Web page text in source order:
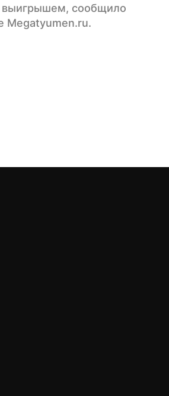
выигрышем, сообщило
Мegatyumen.ru.